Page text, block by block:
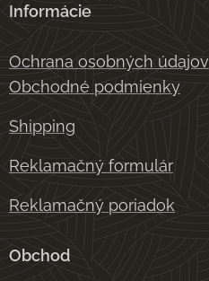
Informácie
Ochrana osobných údajov
Obchodné podmienky
Shipping
Reklamačný formulár
Reklamačný poriadok
Obchod